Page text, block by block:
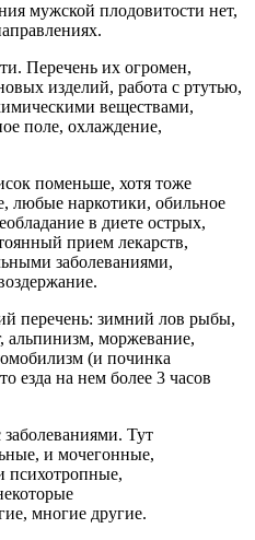
мужской плодовитости нет,
Перечень их огромен,
изделий, работа с ртутью,
веществами,
поле, охлаждение,
поменьше, хотя тоже
любые наркотики, обильное
в диете острых,
прием лекарств,
заболеваниями,
перечень: зимний лов рыбы,
альпинизм, моржевание,
(и починка
езда на нем более 3 часов
Тут
и мочегонные,
психотропные,
многие другие.